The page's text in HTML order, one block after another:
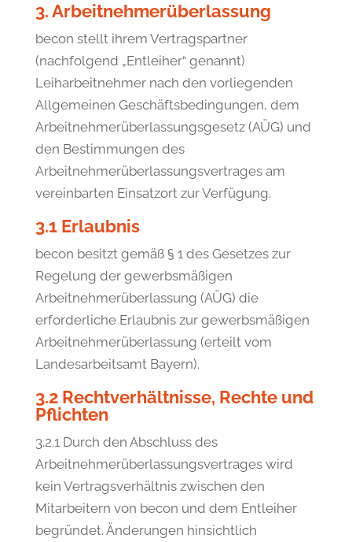
3. Arbeitnehmerüberlassung
becon stellt ihrem Vertragspartner
(nachfolgend „Entleiher“ genannt)
Leiharbeitnehmer nach den vorliegenden
Allgemeinen Geschäftsbedingungen, dem
Arbeitnehmerüberlassungsgesetz (AÜG) und
den Bestimmungen des
Arbeitnehmerüberlassungsvertrages am
vereinbarten Einsatzort zur Verfügung.
3.1 Erlaubnis
becon besitzt gemäß § 1 des Gesetzes zur
Regelung der gewerbsmäßigen
Arbeitnehmerüberlassung (AÜG) die
erforderliche Erlaubnis zur gewerbsmäßigen
Arbeitnehmerüberlassung (erteilt vom
Landesarbeitsamt Bayern).
3.2 Rechtverhältnisse, Rechte und
Pflichten
3.2.1 Durch den Abschluss des
Arbeitnehmerüberlassungsvertrages wird
kein Vertragsverhältnis zwischen den
Mitarbeitern von becon und dem Entleiher
begründet. Änderungen hinsichtlich